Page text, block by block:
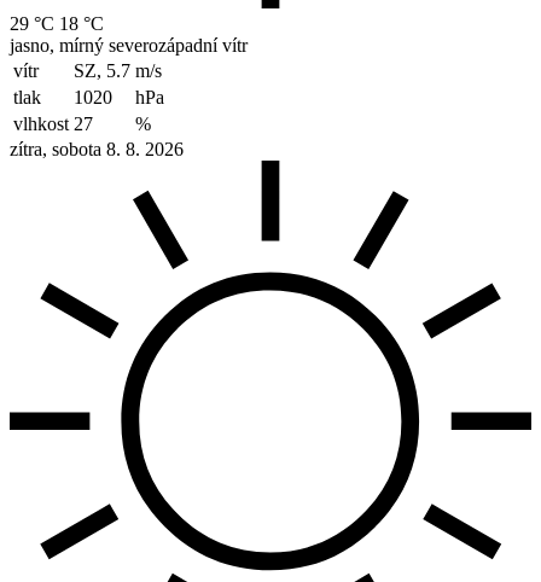
29 °C 18 °C
jasno, mírný severozápadní vítr
vítr
SZ, 5.7 m/s
tlak
1020
hPa
vlhkost 27
%
zítra, sobota 8. 8. 2026